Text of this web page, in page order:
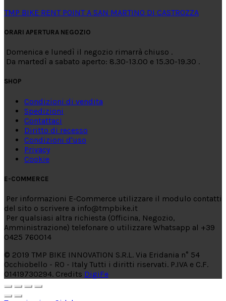
TMP BIKE RENT POINT A SAN MARTINO DI CASTROZZA
ORARI APERTURA NEGOZIO
Domenica e lunedì il negozio rimarrà chiuso .
Da martedì a sabato aperto: 8.30-13.00 e 15.30-19.30 .
SHOP
Condizioni di vendita
Spedizioni
Contattaci
Diritto di recesso
Condizioni d'uso
Privacy
Cookie
E-COMMERCE
Per informazioni E-Commerce utilizzare il modulo contatti
del sito o scrivere a info@tmpbike.it
Per qualsiasi altra richiesta (Officina, Negozio,
Amministrazione) telefonare o utilizzare Whatsapp al +39
0425 760014
© 2019 TMP BIKE INNOVATION S.R.L. Via Eridania n° 54
Occhiobello - RO - Italy Tutti i diritti riservati. P.IVA e C.F.
01419730294. Credits DigiFe